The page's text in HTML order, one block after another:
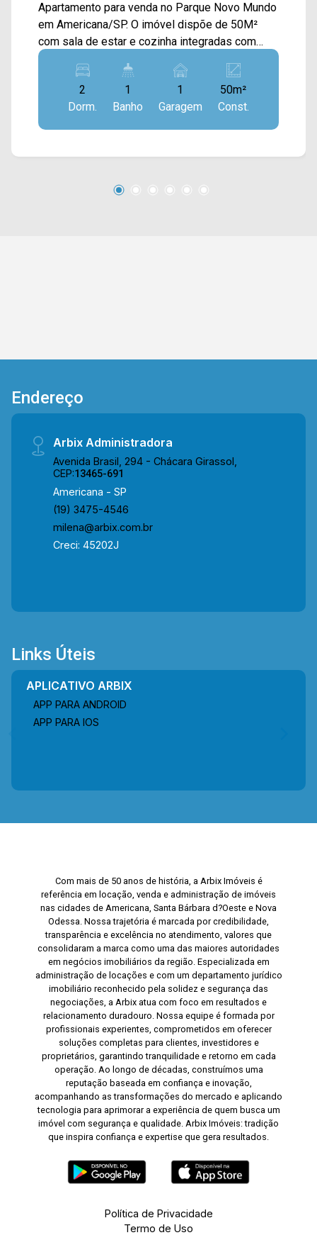
Apartamento para venda no Parque Novo Mundo
em Americana/SP. O imóvel dispõe de 50M²
com sala de estar e cozinha integradas com
armários e área de serviço, quarto com armário,
cooktop, forno elétrico, máquina de lavar e ar
condicionado. 02 dormitórios; 01 banheiro
social; 01 vaga de garagem coberta. Localizado
próximo a Avenida Cillos, com supermercados,
5 minutos de Nova Odessa (pesqueiro fazenda
lazer e caminhadas nas proximidades. Entre em
2
Dorm.
1
Banho
1
Garagem
50m²
Const.
Endereço
Arbix Administradora
Avenida Brasil, 294 - Chácara Girassol,
CEP:13465-691
Americana - SP
(19) 3475-4546
milena@arbix.com.br
Creci: 45202J
Links Úteis
APLICATIVO ARBIX
APP PARA ANDROID
APP PARA IOS
Com mais de 50 anos de história, a Arbix Imóveis é
referência em locação, venda e administração de imóveis
nas cidades de Americana, Santa Bárbara d?Oeste e Nova
Odessa. Nossa trajetória é marcada por credibilidade,
transparência e excelência no atendimento, valores que
consolidaram a marca como uma das maiores autoridades
em negócios imobiliários da região. Especializada em
administração de locações e com um departamento jurídico
imobiliário reconhecido pela solidez e segurança das
negociações, a Arbix atua com foco em resultados e
relacionamento duradouro. Nossa equipe é formada por
profissionais experientes, comprometidos em oferecer
soluções completas para clientes, investidores e
proprietários, garantindo tranquilidade e retorno em cada
operação. Ao longo de décadas, construímos uma
reputação baseada em confiança e inovação,
acompanhando as transformações do mercado e aplicando
tecnologia para aprimorar a experiência de quem busca um
imóvel com segurança e qualidade. Arbix Imóveis: tradição
que inspira confiança e expertise que gera resultados.
Política de Privacidade
Termo de Uso